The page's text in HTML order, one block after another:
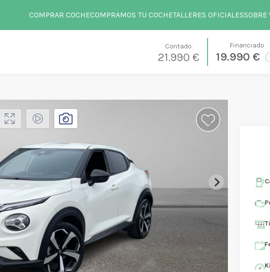
COMPRAR COCHECOMPRAMOS TU COCHETALLERES OFICIALESSOBRE
Contado
21.990 €
Financiado
19.990 €